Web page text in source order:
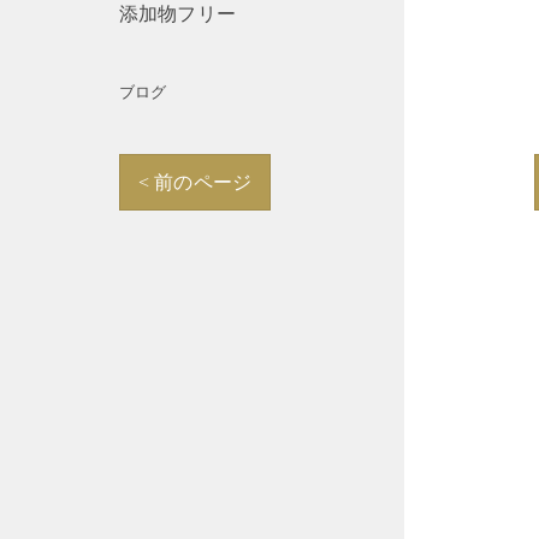
添加物フリー
ブログ
< 前のページ